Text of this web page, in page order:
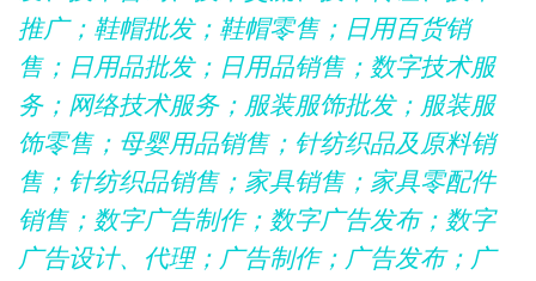
推广；鞋帽批发；鞋帽零售；日用百货销
售；日用品批发；日用品销售；数字技术服
务；网络技术服务；服装服饰批发；服装服
饰零售；母婴用品销售；针纺织品及原料销
售；针纺织品销售；家具销售；家具零配件
销售；数字广告制作；数字广告发布；数字
广告设计、代理；广告制作；广告发布；广